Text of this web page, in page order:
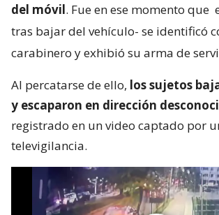
del móvil. Fue en ese momento que
tras bajar del vehículo- se identificó
carabinero y exhibió su arma de
Al percatarse de ello, los sujetos
y escaparon en dirección
registrado en un video captado por
televigilancia.